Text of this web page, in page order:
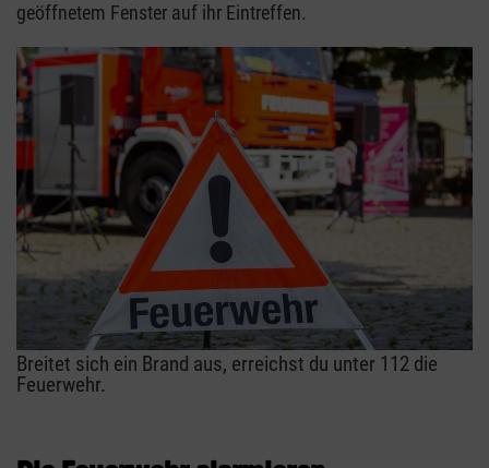
geöffnetem Fenster auf ihr Eintreffen.
Breitet sich ein Brand aus, erreichst du unter 112 die
Feuerwehr.